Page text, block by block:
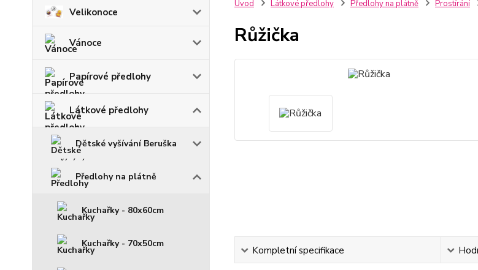
Velikonoce
Vánoce
Papírové předlohy
Látkové předlohy
Dětské vyšívání Beruška
Předlohy na plátně
Kuchařky - 80x60cm
Kuchařky - 70x50cm
Úvod Látkové předlohy Předlohy na plátně Prostírání
Růžička
Kompletní specifikace